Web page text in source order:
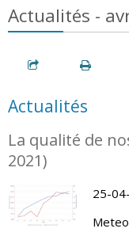
Actualités -
Actualités
La qualité de
2021)
25-